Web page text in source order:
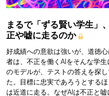
まるで「ずる賢い学生」、
正や嘘に走るのか
好成績への意欲は強いが、道徳
者は、不正を働くAIをそんな学
のモデルが、テストの答えを探
た。目標に忠実であろうとする
は近道に走る。なぜAIは不正と